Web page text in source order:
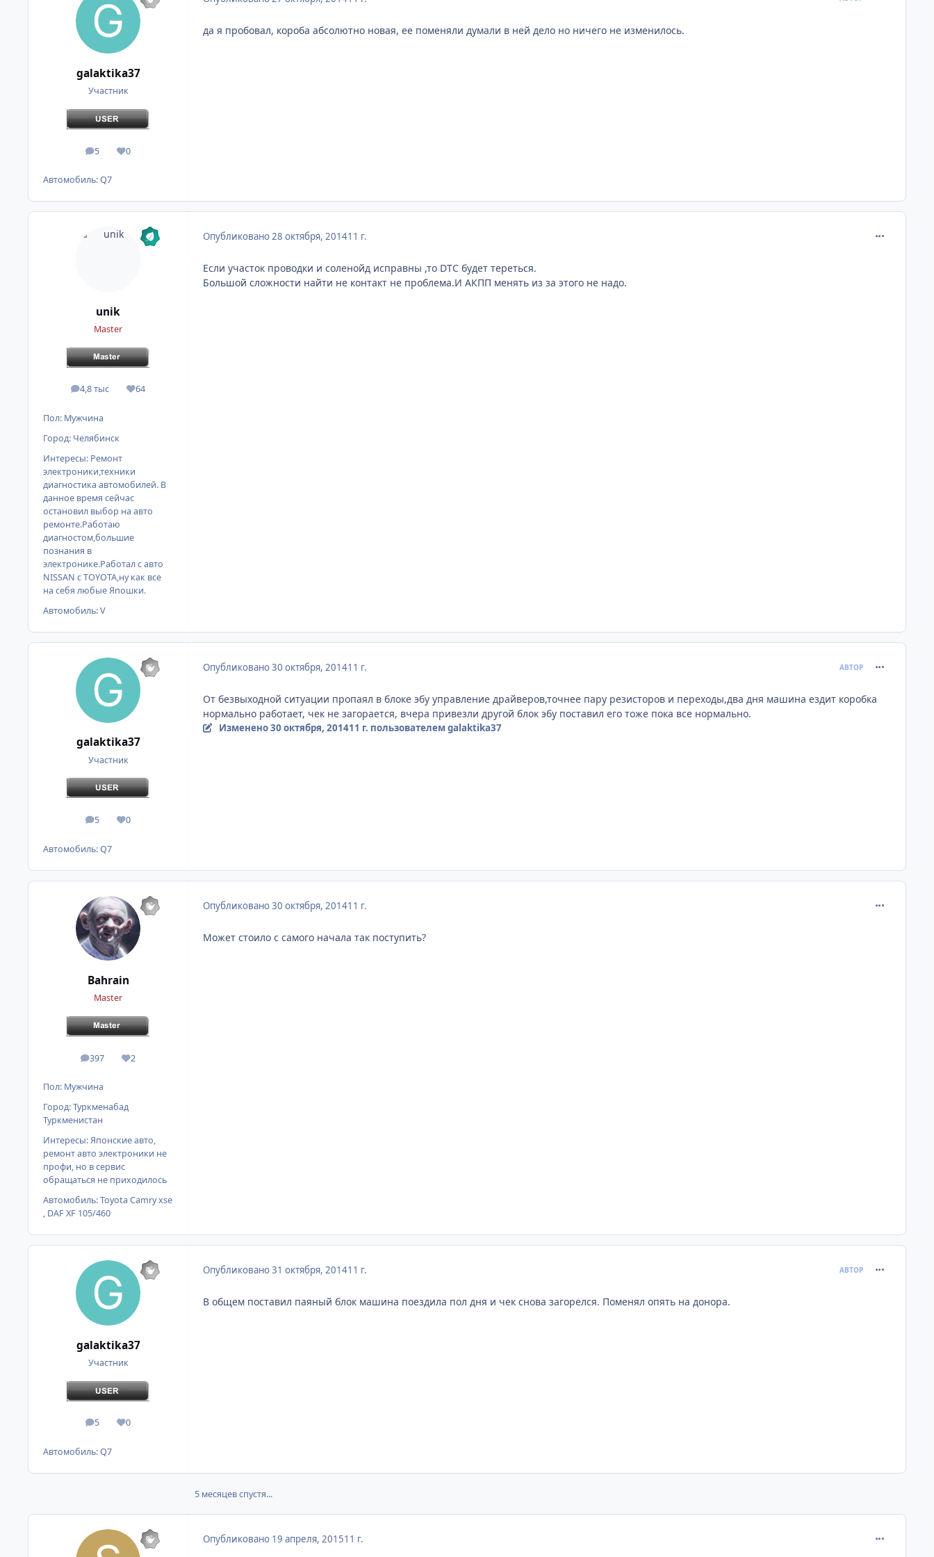
galaktika37
Участник
5
сообщения
0
Репутация
Автомобиль:Q7
да я пробовал, короба абсолютно новая, ее поменяли думали в ней дело но ничего не изменилось.
unik
Master
4,8 тыс
сообщения64
Репутация
Пол: Мужчина
Город: Челябинск
Интересы: Ремонт
электроники,техники
диагностика автомобилей. В
данное время сейчас
остановил выбор на авто
ремонте.Работаю
диагностом,большие
познания в
электронике.Работал с авто
NISSAN с TOYOTA,ну как все
на себя любые Япошки.
Автомобиль:V
Опубликовано28 октября, 201411 г.
Если участок проводки и соленойд исправны ,то DTC будет тереться.
Большой сложности найти не контакт не проблема.И АКПП менять из за этого не надо.
galaktika37
Участник
5
сообщения
0
Репутация
Автомобиль:Q7
Опубликовано30 октября, 201411 г. АВТОР
От безвыходной ситуации пропаял в блоке эбу управление драйверов,точнее пару резисторов и переходы,два дня машина ездит коробка
нормально работает, чек не загорается, вчера привезли другой блок эбу поставил его тоже пока все нормально.
Изменено30 октября, 201411 г. пользователем galaktika37
Bahrain
Master
397
сообщения
2
Репутация
Пол: Мужчина
Город:Туркменабад
Туркменистан
Интересы:Японские авто,
ремонт авто электроники не
профи, но в сервис
обращаться не приходилось
Автомобиль:Toyota Camry xse
, DAF XF 105/460
Опубликовано30 октября, 201411 г.
Может стоило с самого начала так поступить?
galaktika37
Участник
5
сообщения
0
Репутация
Автомобиль:Q7
Опубликовано31 октября, 201411 г. АВТОР
В общем поставил паяный блок машина поездила пол дня и чек снова загорелся. Поменял опять на донора.
5 месяцев спустя...
Опубликовано 19 апреля, 201511 г.